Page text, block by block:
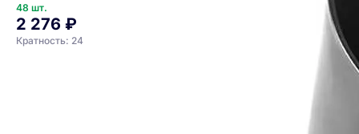
48 шт.
2 276 ₽
Кратность: 24